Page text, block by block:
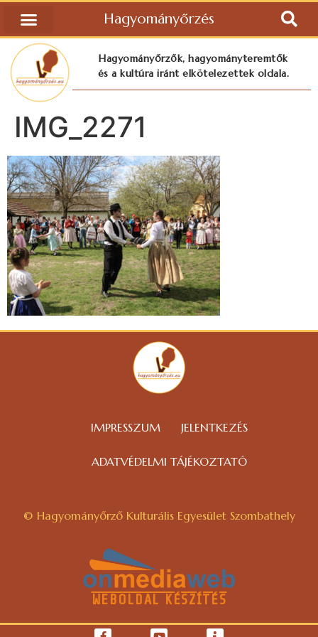
Hagyományőrzés
Hagyományőrzők, hagyományteremtők
és a kultúra iránt elkötelezettek oldala.
IMG_2271
IMPRESSZUM JELENTKEZÉS
ADATVÉDELMI TÁJÉKOZTATÓ
© Hagyományőrző Kulturális Egyesület Szombathely
WEBOLDAL KÉSZÍTÉS